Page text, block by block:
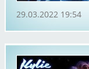
29.03.2022 19:54